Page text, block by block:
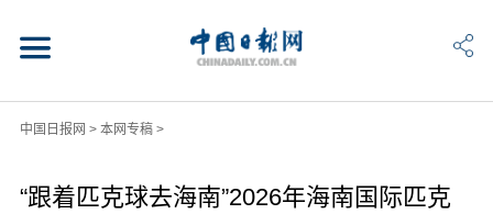
中国日报网 > 本网专稿>
“跟着匹克球去海南”2026年海南国际匹克